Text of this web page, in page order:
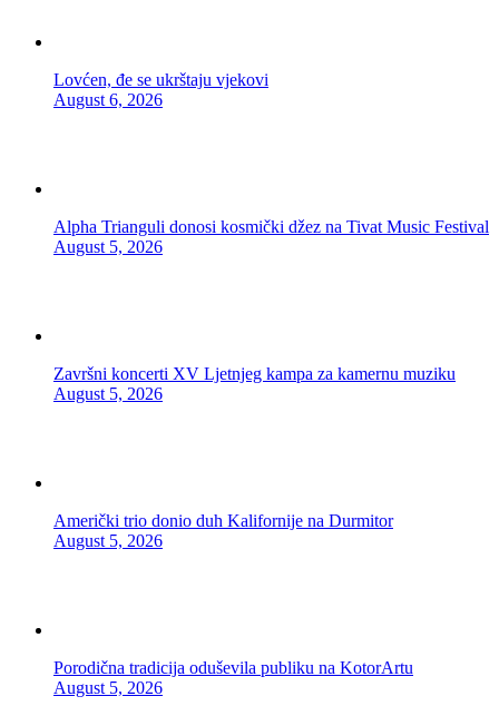
Lovćen, đe se ukrštaju vjekovi
August 6, 2026
Alpha Trianguli donosi kosmički džez na Tivat Music Festival
August 5, 2026
Završni koncerti XV Ljetnjeg kampa za kamernu muziku
August 5, 2026
Američki trio donio duh Kalifornije na Durmitor
August 5, 2026
Porodična tradicija oduševila publiku na KotorArtu
August 5, 2026